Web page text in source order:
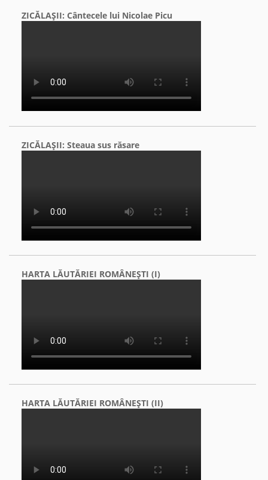
ZICĂLAŞII: Cântecele lui Nicolae Picu
ZICĂLAŞII: Steaua sus răsare
HARTA LĂUTĂRIEI ROMÂNEŞTI (I)
HARTA LĂUTĂRIEI ROMÂNEŞTI (II)